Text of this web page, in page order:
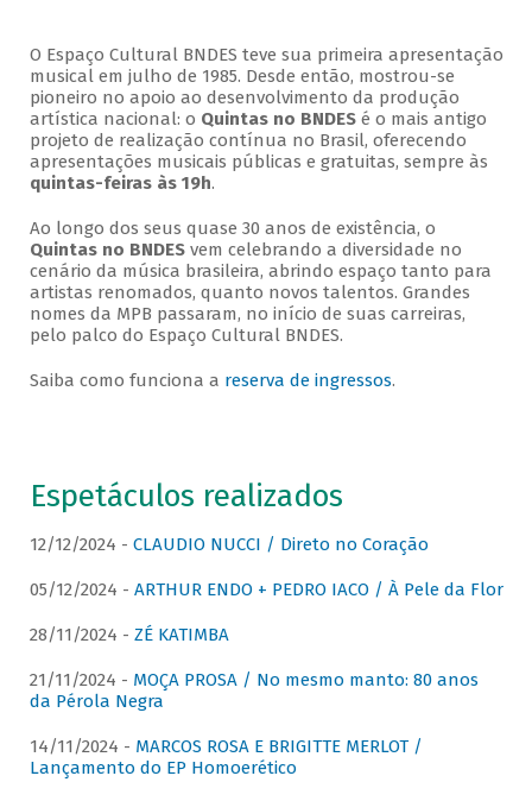
O Espaço Cultural BNDES teve sua primeira apresentação
musical em julho de 1985. Desde então, mostrou-se
pioneiro no apoio ao desenvolvimento da produção
artística nacional: o Quintas no BNDESé o mais antigo
projeto de realização contínua no Brasil, oferecendo
apresentações musicais públicas e gratuitas, sempre às
quintas-feiras às 19h.
Ao longo dos seus quase 30 anos de existência, o
Quintas no BNDESvem celebrando a diversidade no
cenário da música brasileira, abrindo espaço tanto para
artistas renomados, quanto novos talentos. Grandes
nomes da MPB passaram, no início de suas carreiras,
pelo palco do Espaço Cultural BNDES.
Saiba como funciona a reserva de ingressos.
Espetáculos realizados
12/12/2024 - CLAUDIO NUCCI / Direto no Coração
05/12/2024 - ARTHUR ENDO + PEDRO IACO / À Pele da Flor
28/11/2024 - ZÉ KATIMBA
21/11/2024 - MOÇA PROSA / No mesmo manto: 80 anos
da Pérola Negra
14/11/2024 - MARCOS ROSA E BRIGITTE MERLOT /
Lançamento do EP Homoerético